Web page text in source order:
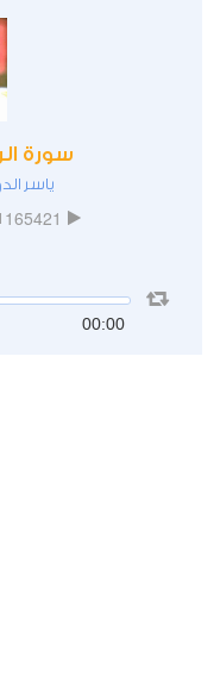
سورة
ياسر
165421
00:00